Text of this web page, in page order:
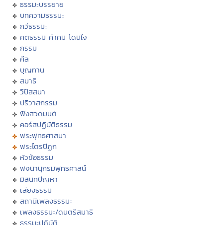
ธรรมะบรรยาย
บทความธรรมะ
กวีธรรมะ
คติธรรม คำคม โดนใจ
กรรม
ศีล
บุญทาน
สมาธิ
วิปัสสนา
ปริวาสกรรม
ฟังสวดมนต์
คอร์สปฏิบัติธรรม
พระพุทธศาสนา
พระไตรปิฏก
หัวข้อธรรม
พจนานุกรมพุทธศาสน์
มิลินทปัญหา
เสียงธรรม
สถานีเพลงธรรมะ
เพลงธรรมะ/ดนตรีสมาธิ
ธรรมะปฏิบัติ